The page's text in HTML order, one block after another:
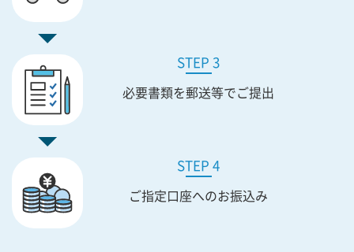
STEP 3
必要書類を郵送等でご提出
STEP 4
ご指定口座へのお振込み